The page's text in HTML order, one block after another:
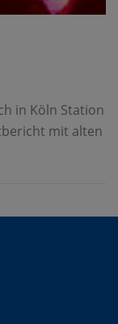
in Köln Station
mit alten